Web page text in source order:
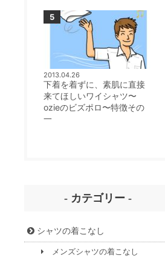
2013.04.26
下着を着ずに、素肌に直接
来てほしいワイシャツ〜
ozieのビズポロ〜特徴その
一
- カテゴリー -
シャツの着こなし
メンズシャツの着こなし